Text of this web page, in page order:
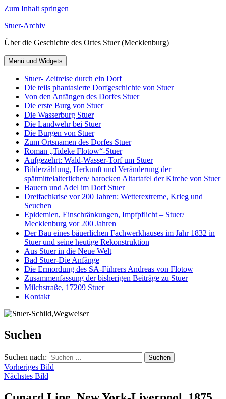
Zum Inhalt springen
Stuer-Archiv
Über die Geschichte des Ortes Stuer (Mecklenburg)
Menü und Widgets
Stuer- Zeitreise durch ein Dorf
Die teils phantasierte Dorfgeschichte von Stuer
Von den Anfängen des Dorfes Stuer
Die erste Burg von Stuer
Die Wasserburg Stuer
Die Landwehr bei Stuer
Die Burgen von Stuer
Zum Ortsnamen des Dorfes Stuer
Roman „Tideke Flotow“-Stuer
Aufgezehrt: Wald-Wasser-Torf um Stuer
Bilderzählung, Herkunft und Veränderung der
spätmittelalterlichen/ barocken Altartafel der Kirche von Stuer
Bauern und Adel im Dorf Stuer
Dreifachkrise vor 200 Jahren: Wetterextreme, Krieg und
Seuchen
Epidemien, Einschränkungen, Impfpflicht – Stuer/
Mecklenburg vor 200 Jahren
Der Bau eines bäuerlichen Fachwerkhauses im Jahr 1832 in
Stuer und seine heutige Rekonstruktion
Aus Stuer in die Neue Welt
Bad Stuer-Die Anfänge
Die Ermordung des SA-Führers Andreas von Flotow
Zusammenfassung der bisherigen Beiträge zu Stuer
Milchstraße, 17209 Stuer
Kontakt
Suchen
Suchen nach:
Vorheriges Bild
Nächstes Bild